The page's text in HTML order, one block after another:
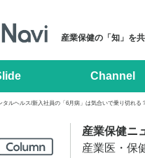
産業保健の「知」を
Channel
タルヘルス/新入社員の「6月病」は気合いで乗り切れる
産業保健ニ
産業医・保